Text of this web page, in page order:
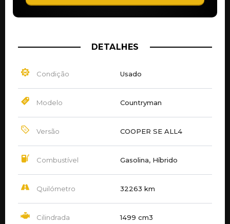
DETALHES
Condição Usado
Modelo Countryman
Versão COOPER SE ALL4
Combustível Gasolina, Híbrido
Quilómetro 32263 km
Cilindrada 1499 cm3